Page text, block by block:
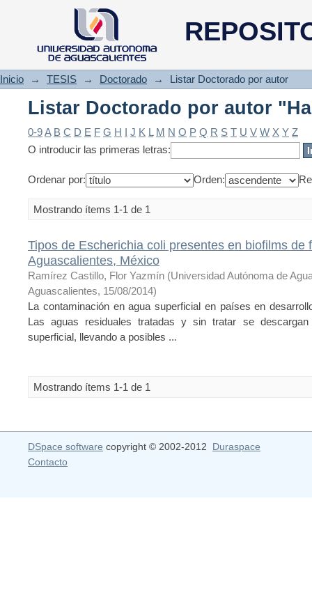
Listar Doctorado por autor
Inicio → TESIS → Doctorado → Listar Doctorado por autor
Listar Doctorado por autor
0-9A B C D E F G H I J K L M N O P Q R S T U V W X Y Z
O introducir las primeras letras:
Ordenar por: Orden:
Mostrando ítems 1-1 de 1
Tipos de Escherichia coli presentes en biofilms de
Aguascalientes, México
Ramírez Castillo, Flor Yazmín (Universidad Autónoma de
Aguascalientes, 15/08/2014)
La contaminación en agua superficial en países en
Las aguas residuales tratadas y sin tratar se
superficial, llevando a posibles ...
Mostrando ítems 1-1 de 1
DSpace software copyright © 2002-2012 Duraspace
Contacto